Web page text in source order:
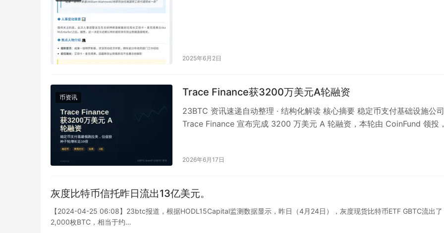
2025年6月2日
币资讯 Trace Finance获3200万美元A轮融资
23BTC 资讯速递自动整理 · 结构化解读 核心摘要 稳定币支付基础设施公司
Trace Finance 宣布完成 3200 万美元 A 轮融资，本轮由 CoinFund 领投
2026年6月17日
灰度比特币信托昨日流出13亿美元。
【2024-04-25 06:08】23btc报道，根据HODL15Capital监测数据显示，昨日（4月24日），灰度现货比特币ETF GBTC流出了
2,000枚BTC，相当于约…